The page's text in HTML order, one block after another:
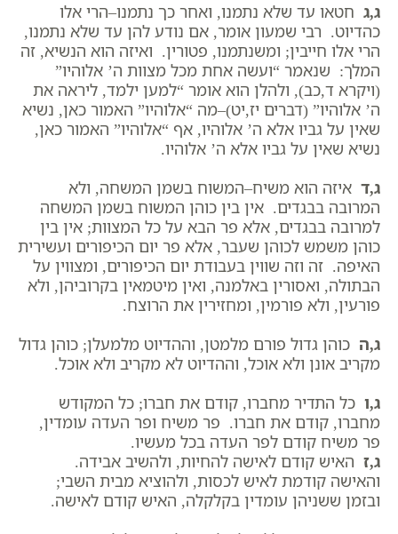
ג,ג חטאו עד שלא נתמנו, ואחר כך נתמנו–הרי אלו
כהדיוט. רבי שמעון אומר, אם נודע להן עד שלא נתמנו,
הרי אלו חייבין; ומשנתמנו, פטורין. ואיזה הוא הנשיא, זה
המלך: שנאמר “ועשה אחת מכל מצוות ה’ אלוהיו”
(ויקרא ד,כב), ולהלן הוא אומר “למען ילמד, ליראה את
ה’ אלוהיו” (דברים יז,יט)–מה “אלוהיו” האמור כאן, נשיא
שאין על גביו אלא ה’ אלוהיו, אף “אלוהיו” האמור כאן,
נשיא שאין על גביו אלא ה’ אלוהיו.
ג,ד איזה הוא משיח–המשוח בשמן המשחה, ולא
המרובה בבגדים. אין בין כוהן המשוח בשמן המשחה
למרובה בבגדים, אלא פר הבא על כל המצוות; אין בין
כוהן משמש לכוהן שעבר, אלא פר יום הכיפורים ועשירית
האיפה. זה וזה שווין בעבודת יום הכיפורים, ומצווין על
הבתולה, ואסורין באלמנה, ואין מיטמאין בקרוביהן, ולא
פורעין, ולא פורמין, ומחזירין את הרוצח.
ג,ה כוהן גדול פורם מלמטן, וההדיוט מלמעלן; כוהן גדול
מקריב אונן ולא אוכל, וההדיוט לא מקריב ולא אוכל.
ג,ו כל התדיר מחברו, קודם את חברו; כל המקודש
מחברו, קודם את חברו. פר משיח ופר העדה עומדין,
פר משיח קודם לפר העדה בכל מעשיו.
ג,ז האיש קודם לאישה להחיות, ולהשיב אבידה.
והאישה קודמת לאיש לכסות, ולהוציא מבית השבי;
ובזמן ששניהן עומדין בקלקלה, האיש קודם לאישה.